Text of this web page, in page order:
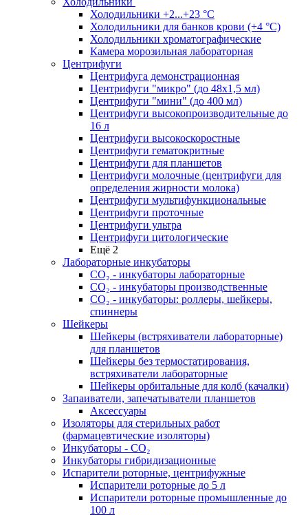
Холодильники +2...+23 °С
Холодильники для банков крови (+4 °С)
Холодильники хроматографические
Камера морозильная лабораторная
Центрифуги
Центрифуга демонстрационная
Центрифуги "микро" (до 48x1,5 мл)
Центрифуги "мини" (до 400 мл)
Центрифуги высокопроизводительные до
16 л
Центрифуги высокоскоростные
Центрифуги гематокритные
Центрифуги для планшетов
Центрифуги молочные (центрифуги для
определения жирности молока)
Центрифуги мультифункциональные
Центрифуги проточные
Центрифуги ультра
Центрифуги цитологические
Ещё 2
Лабораторные инкубаторы
СО₂ - инкубаторы лабораторные
СО₂ - инкубаторы производственные
СО₂ - инкубаторы: роллеры, шейкеры,
спиннеры
Шейкеры
Шейкеры (встряхиватели лабораторные)
для планшетов
Шейкеры без термостатирования,
встряхиватели лабораторные
Шейкеры орбитальные для колб (качалки)
Запаиватели, запечатыватели планшетов
Аксессуары
Изоляторы для стерильных работ
(фармацевтические изоляторы)
Инкубаторы - CO₂
Инкубаторы гибридизационные
Испарители роторные, центрифужные
Испарители роторные до 5 л
Испарители роторные промышленные до
100 л